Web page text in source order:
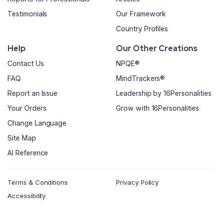
Testimonials
Our Framework
Country Profiles
Help
Contact Us
FAQ
Report an Issue
Your Orders
Change Language
Site Map
AI Reference
Our Other Creations
NPQE®
MindTrackers®
Leadership by 16Personalities
Grow with 16Personalities
Terms & Conditions
Privacy Policy
Accessibility